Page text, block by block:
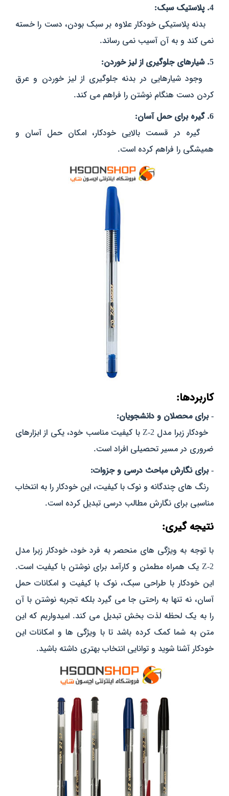
4. پلاستیک سبک:
بدنه پلاستیکی خودکار علاوه بر سبک بودن، دست را خسته
نمی‌ کند و به آن آسیب نمی‌ رساند.
5. شیارهای جلوگیری از لیز خوردن:
وجود شیارهایی در بدنه جلوگیری از لیز خوردن و عرق
کردن دست هنگام نوشتن را فراهم می‌ کند.
6. گیره برای حمل آسان:
گیره در قسمت بالایی خودکار، امکان حمل آسان و
همیشگی را فراهم کرده است.
کاربردها:
- برای محصلان و دانشجویان:
خودکار زبرا مدل Z-2 با کیفیت مناسب خود، یکی از ابزارهای
ضروری در مسیر تحصیلی افراد است.
- برای نگارش مباحث درسی و جزوات:
رنگ‌ های چندگانه و نوک با کیفیت، این خودکار را به انتخاب
مناسبی برای نگارش مطالب درسی تبدیل کرده است.
نتیجه‌ گیری:
با توجه به ویژگی‌ های منحصر به فرد خود، خودکار زبرا مدل
Z-2 یک همراه مطمئن و کارآمد برای نوشتن با کیفیت است.
این خودکار با طراحی سبک، نوک با کیفیت و امکانات حمل
آسان، نه تنها به راحتی جا می‌ گیرد بلکه تجربه نوشتن با آن
را به یک لحظه لذت‌ بخش تبدیل می‌ کند. امیدواریم که این
متن به شما کمک کرده باشد تا با ویژگی‌ ها و امکانات این
خودکار آشنا شوید و توانایی انتخاب بهتری داشته باشید.